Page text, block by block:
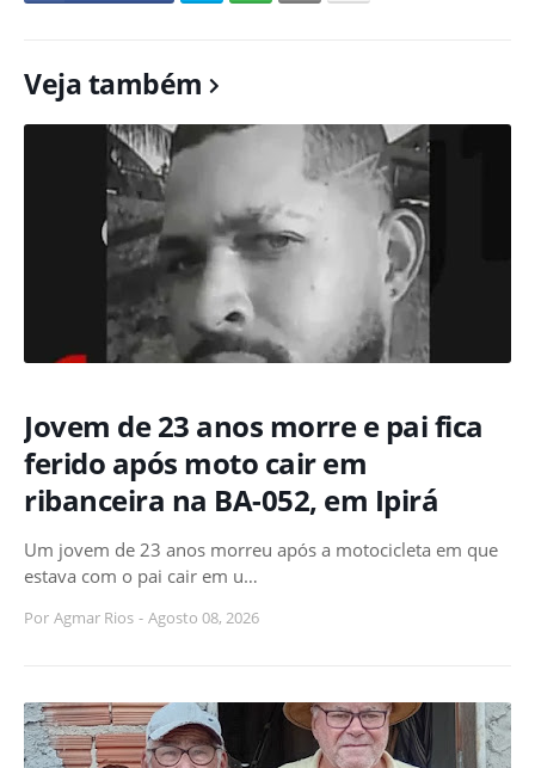
Veja também
Jovem de 23 anos morre e pai fica
ferido após moto cair em
ribanceira na BA-052, em Ipirá
Um jovem de 23 anos morreu após a motocicleta em que
estava com o pai cair em u…
Por Agmar Rios - Agosto 08, 2026